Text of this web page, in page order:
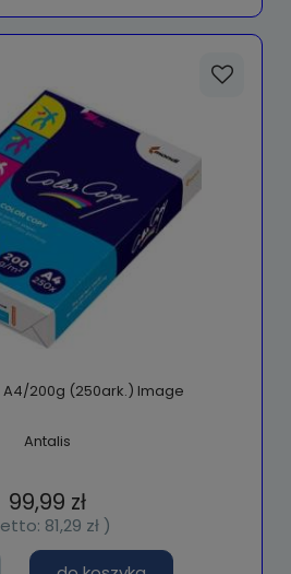
200g (250ark.) Image
Antalis
99,99 zł
81,29 zł )